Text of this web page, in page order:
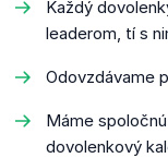
Každý
leaderom, tí s
Odovzdávame
Máme
dovolenkový